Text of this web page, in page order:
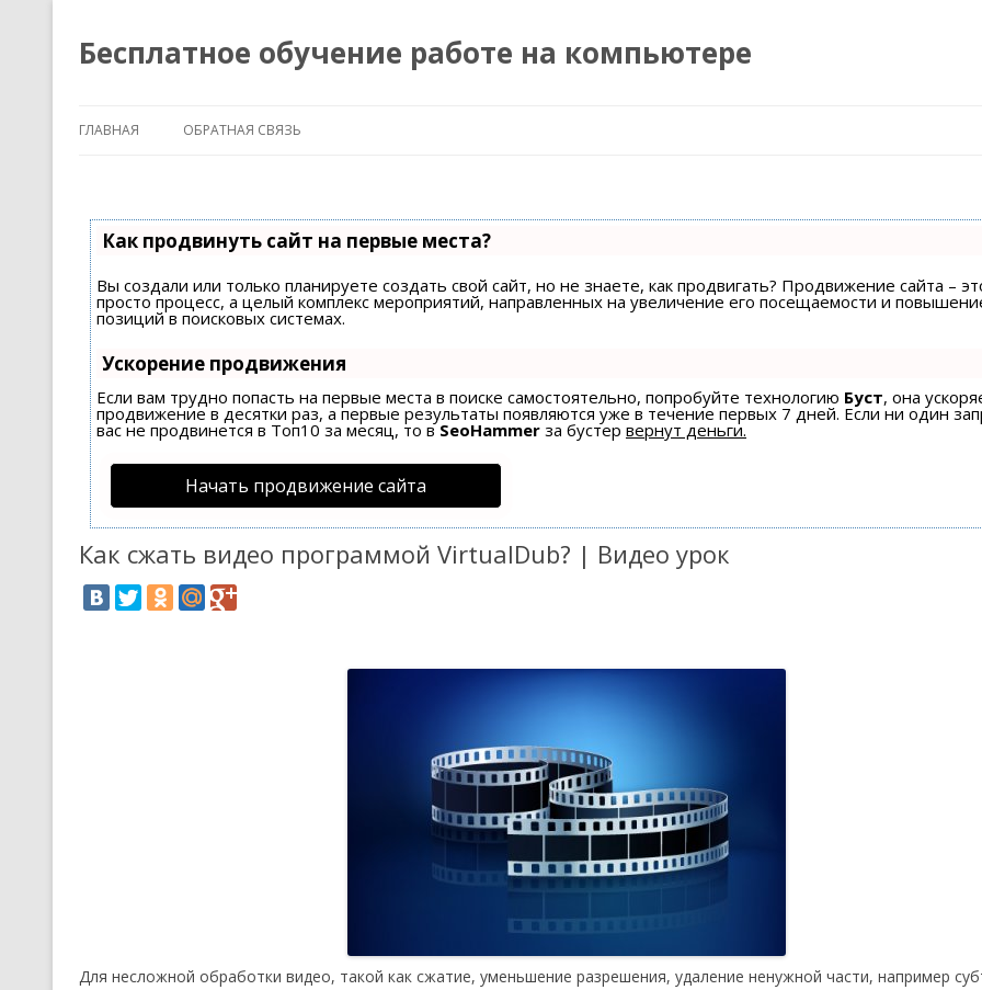
Бесплатное обучение работе на компьютере
ГЛАВНАЯ ОБРАТНАЯ СВЯЗЬ
Как продвинуть сайт на первые места?
Вы создали или только планируете создать свой сайт, но не знаете, как продвигать? Продвижение сайта –
просто процесс, а целый комплекс мероприятий, направленных на увеличение его посещаемости и
позиций в поисковых системах.
Ускорение продвижения
Если вам трудно попасть на первые места в поиске самостоятельно, попробуйте технологию Буст, она
продвижение в десятки раз, а первые результаты появляются уже в течение первых 7 дней. Если ни один
вас не продвинется в Топ10 за месяц, то вSeoHammer за бустер вернут деньги.
Начать продвижение сайта
Как сжать видео программой VirtualDub? | Видео урок
Для несложной обработки видео, такой как сжатие, уменьшение разрешения, удаление ненужной части, например